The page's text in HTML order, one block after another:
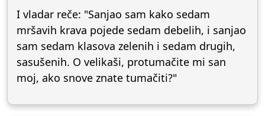
I vladar reče: "Sanjao sam kako sedam
mršavih krava pojede sedam debelih, i sanjao
sam sedam klasova zelenih i sedam drugih,
sasušenih. O velikaši, protumačite mi san
moj, ako snove znate tumačiti?"